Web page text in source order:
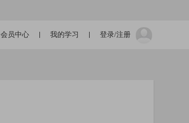
登录/注册
我的学习
会员中心